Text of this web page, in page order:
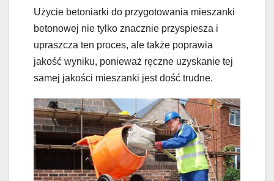
Użycie betoniarki do przygotowania mieszanki
betonowej nie tylko znacznie przyspiesza i
upraszcza ten proces, ale także poprawia
jakość wyniku, ponieważ ręczne uzyskanie tej
samej jakości mieszanki jest dość trudne.